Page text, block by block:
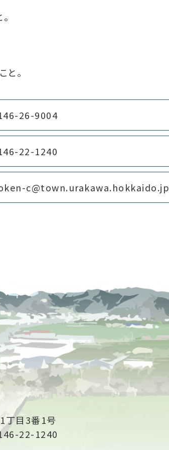
と。
26-9004
22-1240
c@town.urakawa.hokkaido.jp
丁目3番1号
22-1240